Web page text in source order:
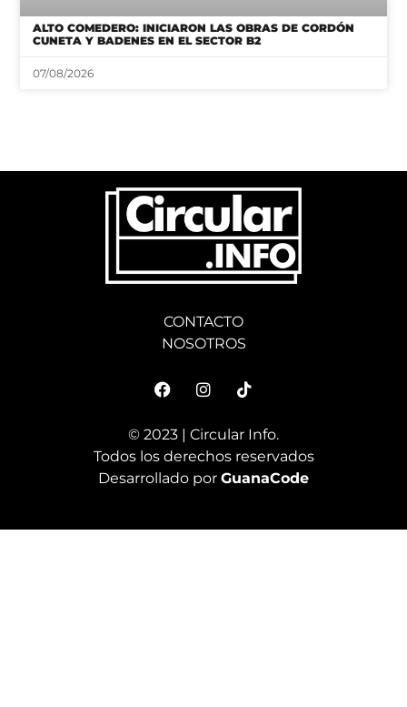
ALTO COMEDERO: INICIARON LAS OBRAS DE CORDÓN
CUNETA Y BADENES EN EL SECTOR B2
07/08/2026
CONTACTO
NOSOTROS
© 2023 | Circular Info.
Todos los derechos reservados
Desarrollado por GuanaCode